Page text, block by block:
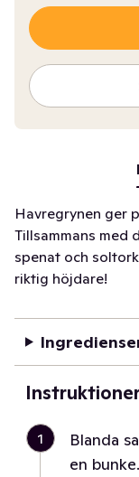
Havregrynen ger
Tillsammans med
spenat och
riktig höjdare!
1
Blanda
en